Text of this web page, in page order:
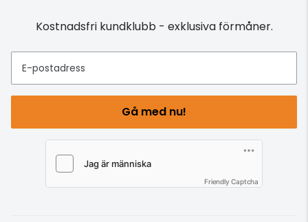
Kostnadsfri kundklubb - exklusiva förmåner.
E-postadress
Gå med nu!
Friendly Captcha